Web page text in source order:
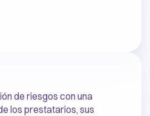
de riesgos con una
los prestatarios, sus